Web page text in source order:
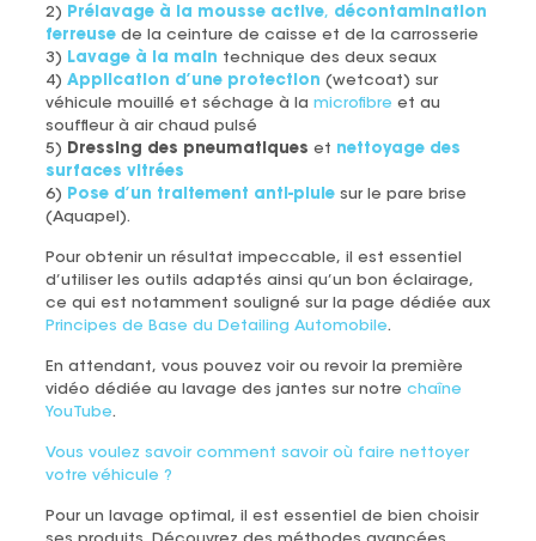
2)
Prélavage à la mousse active, décontamination
ferreusede la ceinture de caisse et de la carrosserie
3)
Lavage à la main technique des deux seaux
4) Application d’une protection (wetcoat) sur
véhicule mouillé et séchage à la microfibre et au
souffleur à air chaud pulsé
5)
Dressing des pneumatiques et nettoyage des
surfaces vitrées
6)
Pose d’un traitement anti-pluiesur le pare brise
(Aquapel).
Pour obtenir un résultat impeccable, il est essentiel
d’utiliser les outils adaptés ainsi qu’un bon éclairage,
ce qui est notamment souligné sur la page dédiée aux
Principes de Base du Detailing Automobile.
En attendant, vous pouvez voir ou revoir la première
vidéo dédiée au lavage des jantes sur notre chaîne
YouTube.
Vous voulez savoir comment savoir où faire nettoyer
votre véhicule ?
Pour un lavage optimal, il est essentiel de bien choisir